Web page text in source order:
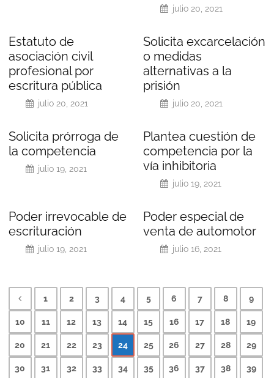
julio 20, 2021
Estatuto de
asociación civil
profesional por
escritura pública
julio 20, 2021
Solicita excarcelación
o medidas
alternativas a la
prisión
julio 20, 2021
Solicita prórroga de
la competencia
julio 19, 2021
Plantea cuestión de
competencia por la
vía inhibitoria
julio 19, 2021
Poder irrevocable de
escrituración
julio 19, 2021
Poder especial de
venta de automotor
julio 16, 2021
1 2 3 4 5 6 7 8 9
10 11 12 13 14 15 16 17 18 19
20 21 22 23 24 25 26 27 28 29
30 31 32 33 34 35 36 37 38 39